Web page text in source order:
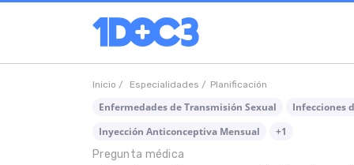
Inicio / Especialidades / Planificación
Enfermedades de Transmisión Sexual Infecciones
Inyección Anticonceptiva Mensual
+1
Pregunta médica